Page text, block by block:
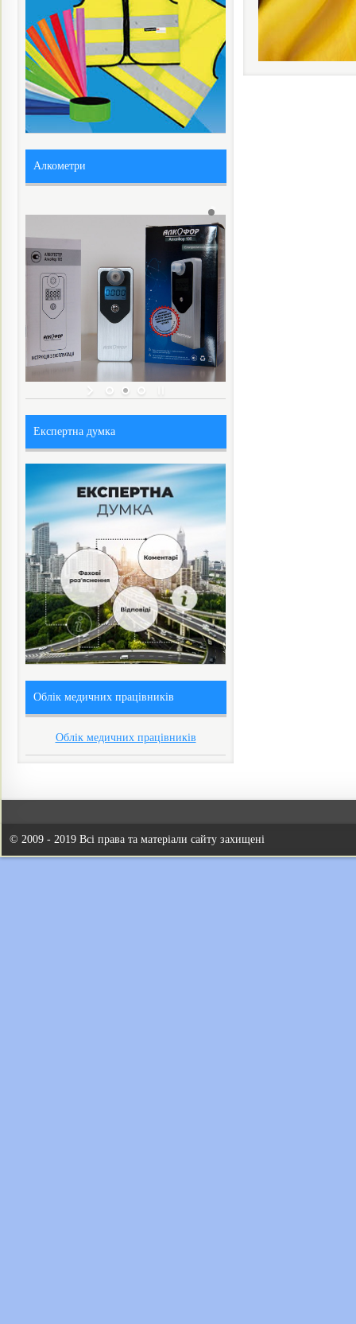
Алкометри
Експертна думка
Облік медичних працівників
Облік медичних працівників
© 2009 - 2019 Всі права та матеріали сайту захищені